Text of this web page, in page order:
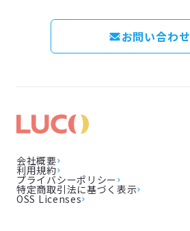
お問い合わせ
会社概要
利用規約
プライバシーポリシー
特定商取引法に基づく表示
OSS Licenses